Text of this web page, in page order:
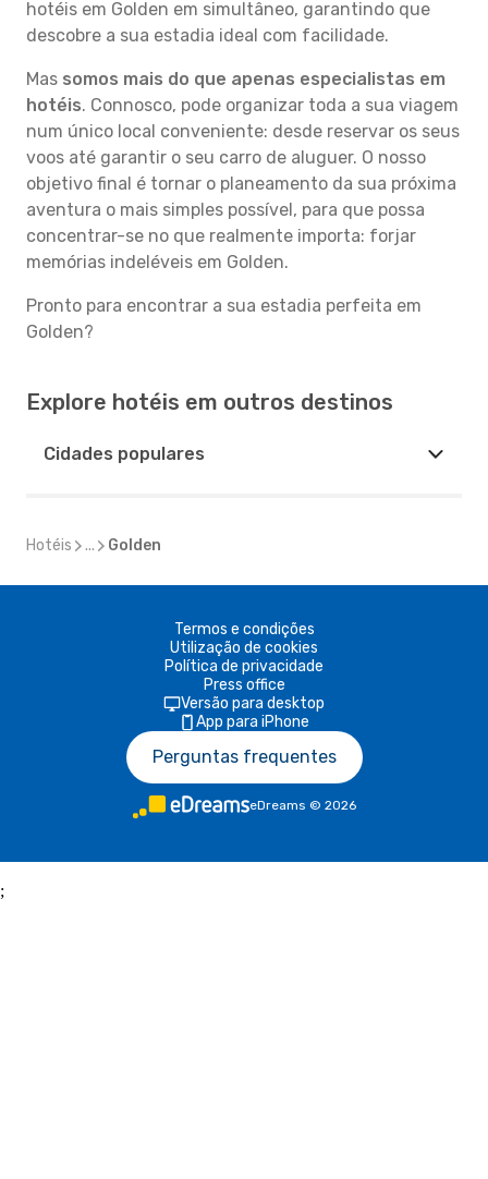
hotéis em Golden em simultâneo, garantindo que
descobre a sua estadia ideal com facilidade.
Mas somos mais do que apenas especialistas em
hotéis. Connosco, pode organizar toda a sua viagem
num único local conveniente: desde reservar os seus
voos até garantir o seu carro de aluguer. O nosso
objetivo final é tornar o planeamento da sua próxima
aventura o mais simples possível, para que possa
concentrar-se no que realmente importa: forjar
memórias indeléveis em Golden.
Pronto para encontrar a sua estadia perfeita em
Golden?
Explore hotéis em outros destinos
Cidades populares
Hotéis ... Golden
Termos e condições
Utilização de cookies
Política de privacidade
Press office
Versão para desktop
App para iPhone
Perguntas frequentes
eDreams © 2026
;